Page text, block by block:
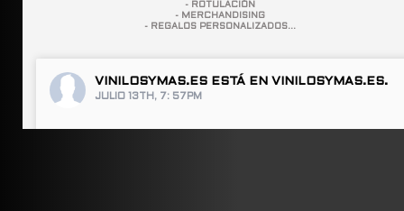
- ROTULACIÓN
- MERCHANDISING
- REGALOS PERSONALIZADOS...
VINILOSYMAS.ES ESTÁ EN VINILOSYMAS.ES.
JULIO 13TH, 7: 57PM